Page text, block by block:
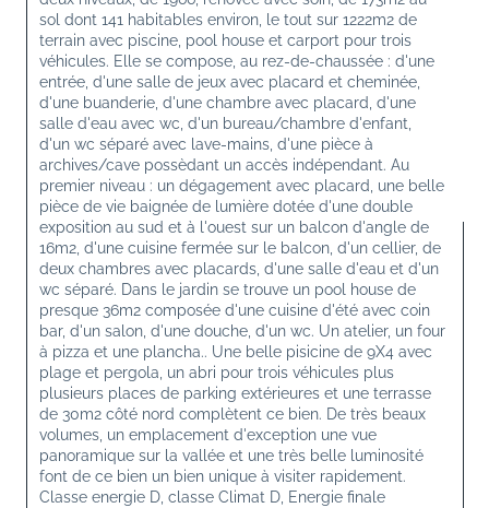
sol dont 141 habitables environ, le tout sur 1222m2 de
terrain avec piscine, pool house et carport pour trois
véhicules. Elle se compose, au rez-de-chaussée : d'une
entrée, d'une salle de jeux avec placard et cheminée,
d'une buanderie, d'une chambre avec placard, d'une
salle d'eau avec wc, d'un bureau/chambre d'enfant,
d'un wc séparé avec lave-mains, d'une pièce à
archives/cave possèdant un accès indépendant. Au
premier niveau : un dégagement avec placard, une belle
pièce de vie baignée de lumière dotée d'une double
exposition au sud et à l'ouest sur un balcon d'angle de
16m2, d'une cuisine fermée sur le balcon, d'un cellier, de
deux chambres avec placards, d'une salle d'eau et d'un
wc séparé. Dans le jardin se trouve un pool house de
presque 36m2 composée d'une cuisine d'été avec coin
bar, d'un salon, d'une douche, d'un wc. Un atelier, un four
à pizza et une plancha.. Une belle pisicine de 9X4 avec
plage et pergola, un abri pour trois véhicules plus
plusieurs places de parking extérieures et une terrasse
de 30m2 côté nord complètent ce bien. De très beaux
volumes, un emplacement d'exception une vue
panoramique sur la vallée et une très belle luminosité
font de ce bien un bien unique à visiter rapidement.
Classe energie D, classe Climat D, Energie finale